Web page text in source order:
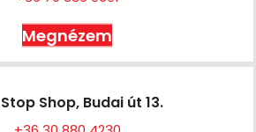
Megnézem
Shop, Budai út 13.